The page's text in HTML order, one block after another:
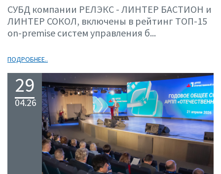
СУБД компании РЕЛЭКС - ЛИНТЕР БАСТИОН и
ЛИНТЕР СОКОЛ, включены в рейтинг ТОП-15
on-premise систем управления б...
ПОДРОБНЕЕ..
29
04.26